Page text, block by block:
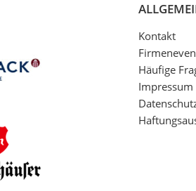
Kontakt
Häufige
Impressum